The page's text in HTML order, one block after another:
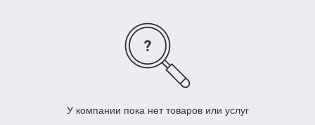
У компании пока нет товаров или услуг